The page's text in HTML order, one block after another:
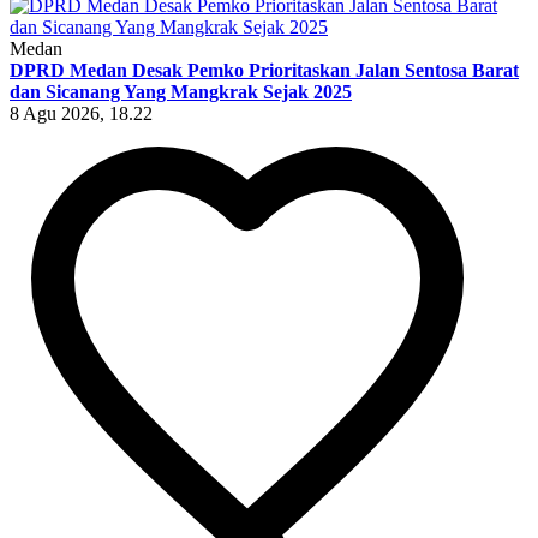
Medan
DPRD Medan Desak Pemko Prioritaskan Jalan Sentosa Barat
dan Sicanang Yang Mangkrak Sejak 2025
8 Agu 2026, 18.22